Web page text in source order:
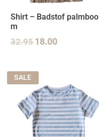
Shirt – Badstof palmboo
m
32.95 18.00
SALE